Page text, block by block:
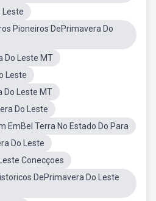
Leste
Pioneiros DePrimavera Do
Do Leste MT
Leste
Do Leste MT
Do Leste
EmBel Terra No Estado Do Para
Do Leste
Conecçoes
DePrimavera Do Leste